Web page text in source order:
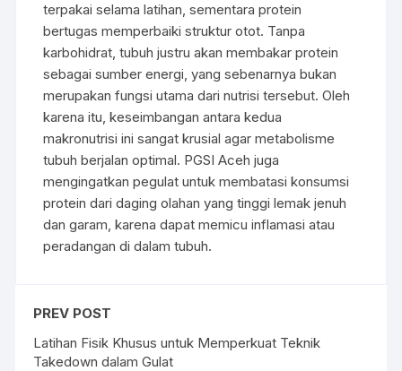
terpakai selama latihan, sementara protein
bertugas memperbaiki struktur otot. Tanpa
karbohidrat, tubuh justru akan membakar protein
sebagai sumber energi, yang sebenarnya bukan
merupakan fungsi utama dari nutrisi tersebut. Oleh
karena itu, keseimbangan antara kedua
makronutrisi ini sangat krusial agar metabolisme
tubuh berjalan optimal. PGSI Aceh juga
mengingatkan pegulat untuk membatasi konsumsi
protein dari daging olahan yang tinggi lemak jenuh
dan garam, karena dapat memicu inflamasi atau
peradangan di dalam tubuh.
PREV POST
Latihan Fisik Khusus untuk Memperkuat Teknik
Takedown dalam Gulat